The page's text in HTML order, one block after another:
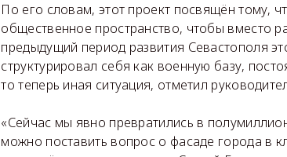
По его словам, этот проект посвящён тому,
общественное пространство, чтобы вместо
предыдущий период развития Севастополя
структурировал себя как военную базу,
то теперь иная ситуация, отметил
«Сейчас мы явно превратились в
можно поставить вопрос о фасаде города в